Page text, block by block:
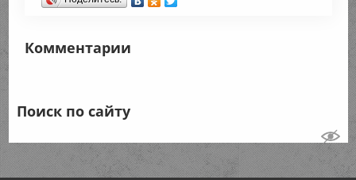
Комментарии
Поиск по сайту